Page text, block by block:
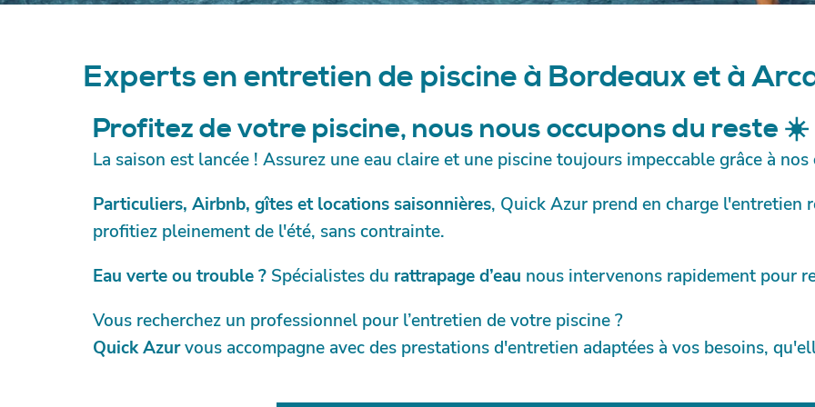
sur Jalle
Remise en route piscine à
Mérignac
Remise en route piscine Pyla sur
d'illac
Remise en route piscine Saint
Experts en entretien de piscine à Bordeaux et à
Profitez de votre piscine, nous nous occupons du reste ☀️
La saison est lancée ! Assurez une eau claire et une piscine toujours impeccable grâce à nos
Particuliers, Airbnb, gîtes et locations saisonnières, Quick Azur prend en charge l'entretien
profitiez pleinement de l'été, sans contrainte.
Eau verte ou trouble ? Spécialistes du rattrapage d’eau nous intervenons rapidement pour
Vous recherchez un professionnel pour l’entretien de votre piscine ?
Quick Azurvous accompagne avec des prestations d'entretien adaptées à vos besoins,